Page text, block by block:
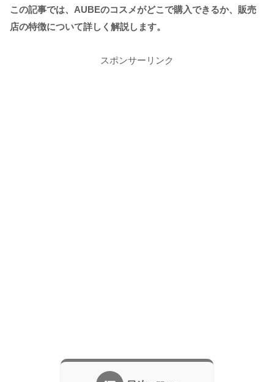
この記事では、AUBEのコスメがどこで購入できるか、販売
店の特徴について詳しく解説します。
スポンサーリンク